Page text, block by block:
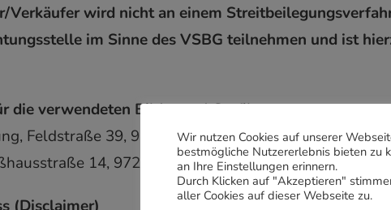
Verkäufer wird nicht an einem
im Sinne des VSBG teilnehmen und ist
die verwendeten Bilder und Grafiken:
Feldstraße 39, 95152 Selbitz
14, 97228 Rottendorf
Wir nutzen Cookies auf unserer
bestmögliche Nutzererlebnis bieten zu
an Ihre Einstellungen erinnern.
Durch Klicken auf "Akzeptieren"
aller Cookies auf dieser Webseite zu.